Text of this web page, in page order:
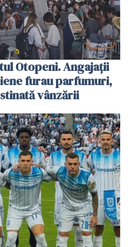
Otopeni. Angajații
furau parfumuri,
vânzării